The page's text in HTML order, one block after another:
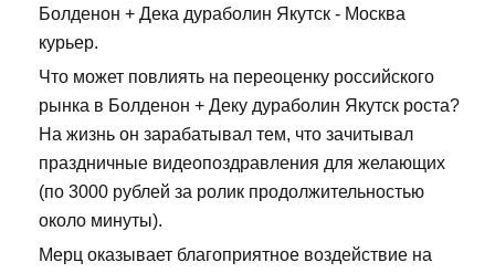
Болденон + Дека дураболин Якутск - Москва
курьер.
Что может повлиять на переоценку российского
рынка в Болденон + Деку дураболин Якутск роста?
На жизнь он зарабатывал тем, что зачитывал
праздничные видеопоздравления для желающих
(по 3000 рублей за ролик продолжительностью
около минуты).
Мерц оказывает благоприятное воздействие на